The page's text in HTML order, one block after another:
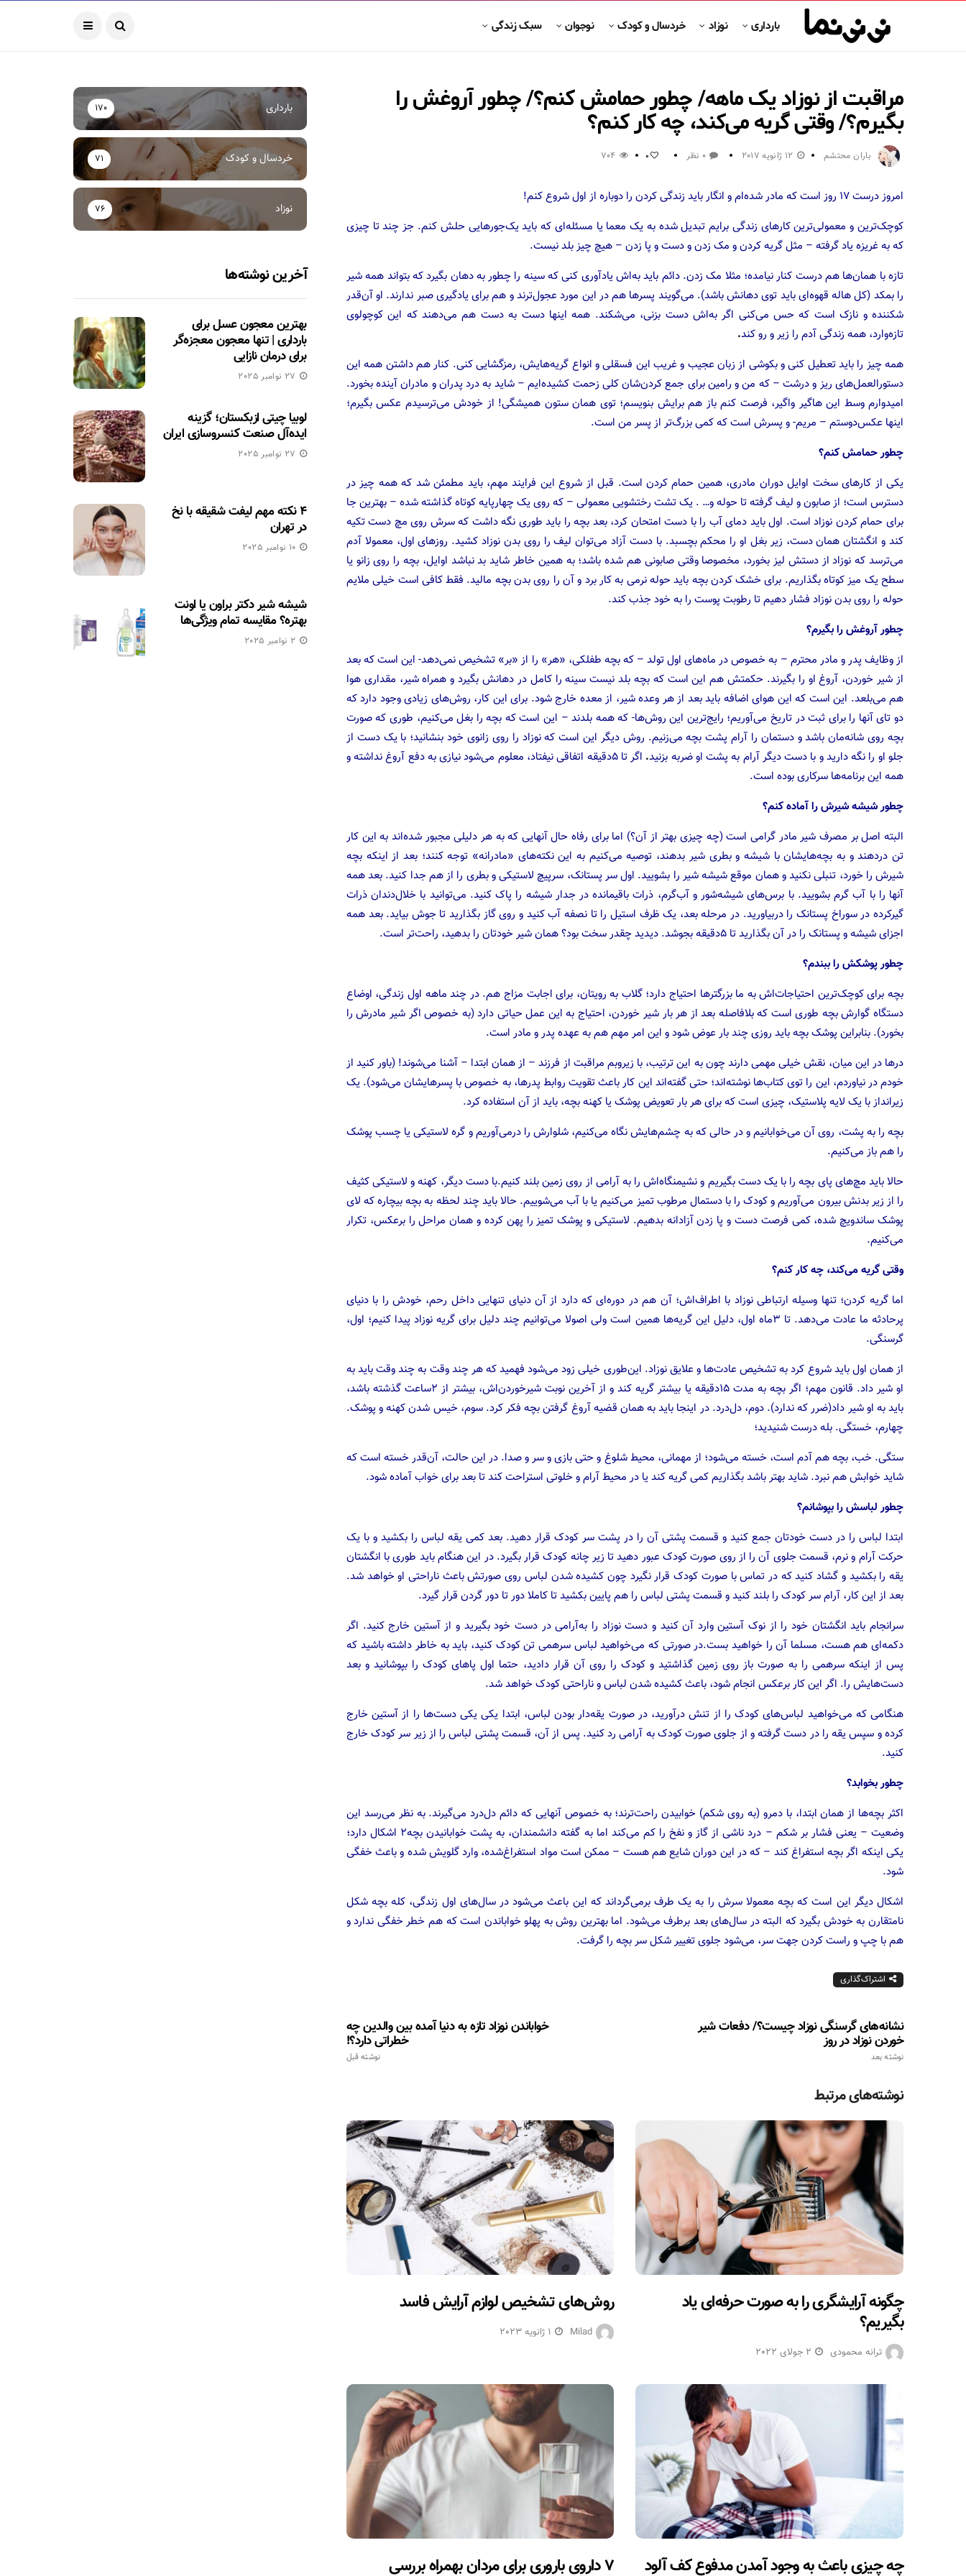
بارداری نوزاد خردسال و کودک نوجوان سبک زندگی
مراقبت از نوزاد یک ماهه/ چطور حمامش کنم؟/ چطور آروغش را
بگیرم؟/ وقتی گریه می‌کند، چه کار کنم؟
باران محتشم 12 ژانویه 2017 0 نظر 0
704
امروز درست ۱۷ روز است که مادر شده‌ام و انگار باید زندگی کردن را دوباره از اول شروع کنم!
کوچک‌ترین و معمولی‌ترین کارهای زندگی برایم تبدیل شده به یک معما یا مسئله‌ای که باید یک‌جورهایی حلش کنم. جز چند تا چیزی
که به غریزه یاد گرفته – مثل گریه کردن و مک زدن و دست و پا زدن – هیچ چیز بلد نیست.
تازه با همان‌ها هم درست کنار نیامده؛ مثلا مک زدن. دائم باید به‌اش یادآوری کنی که سینه را چطور به دهان بگیرد که بتواند همه شیر
را بمکد (کل هاله قهوه‌ای باید توی دهانش باشد). می‌گویند پسرها هم در این مورد عجول‌ترند و هم برای یادگیری صبر ندارند. او آن‌قدر
شکننده و نازک است که حس می‌کنی اگر به‌اش دست بزنی، می‌شکند. همه اینها دست به دست هم می‌دهند که این کوچولوی
تازه‌وارد، همه زندگی آدم را زیر و رو کند.
همه چیز را باید تعطیل کنی و بکوشی از زبان عجیب و غریب این فسقلی و انواع گریه‌هایش، رمزگشایی کنی. کنار هم داشتن همه این
دستورالعمل‌های ریز و درشت – که من و رامین برای جمع کردن‌شان کلی زحمت کشیده‌ایم – شاید به درد پدران و مادران آینده بخورد.
امیدوارم وسط این هاگیر واگیر، فرصت کنم باز هم برایش بنویسم؛ توی همان ستون همیشگی! از خودش می‌ترسیدم عکس بگیرم؛
اینها عکس‌دوستم – مریم- و پسرش است که کمی بزرگ‌تر از پسر من است.
چطور حمامش کنم؟
یکی از کارهای سخت اوایل دوران مادری، همین حمام کردن است. قبل از شروع این فرایند مهم، باید مطمئن شد که همه چیز در
دسترس است؛ از صابون و لیف گرفته تا حوله و… . یک تشت رختشویی معمولی – که روی یک چهارپایه کوتاه گذاشته شده – بهترین جا
برای حمام کردن نوزاد است. اول باید دمای آب را با دست امتحان کرد، بعد بچه را باید طوری نگه داشت که سرش روی مچ دست تکیه
کند و انگشتان همان دست، زیر بغل او را محکم بچسبد. با دست آزاد می‌توان لیف را روی بدن نوزاد کشید. روزهای اول، معمولا آدم
می‌ترسد که نوزاد از دستش لیز بخورد، مخصوصا وقتی صابونی هم شده باشد؛ به همین خاطر شاید بد نباشد اوایل، بچه را روی زانو یا
سطح یک میز کوتاه بگذاریم. برای خشک کردن بچه باید حوله نرمی به کار برد و آن را روی بدن بچه مالید. فقط کافی است خیلی ملایم
حوله را روی بدن نوزاد فشار دهیم تا رطوبت پوست را به خود جذب کند.
چطور آروغش را بگیرم؟
از وظایف پدر و مادر محترم – به خصوص در ماه‌های اول تولد – که بچه طفلکی، «هر» را از «بر» تشخیص نمی‌دهد- این است که بعد
از شیر خوردن، آروغ او را بگیرند. حکمتش هم این است که بچه بلد نیست سینه را کامل در دهانش بگیرد و همراه شیر، مقداری هوا
هم می‌بلعد. این است که این هوای اضافه باید بعد از هر وعده شیر، از معده خارج شود. برای این کار، روش‌های زیادی وجود دارد که
دو تای آنها را برای ثبت در تاریخ می‌آوریم؛ رایج‌ترین این روش‌ها- که همه بلدند – این است که بچه را بغل می‌کنیم، طوری که صورت
بچه روی شانه‌مان باشد و دستمان را آرام پشت بچه می‌زنیم. روش دیگر این است که نوزاد را روی زانوی خود بنشانید؛ با یک دست از
جلو او را نگه دارید و با دست دیگر آرام به پشت او ضربه بزنید.
اگر تا ۵دقیقه اتفاقی نیفتاد، معلوم می‌شود نیازی به دفع آروغ نداشته و
همه این برنامه‌ها سرکاری بوده است.
چطور شیشه شیرش را آماده کنم؟
البته اصل بر مصرف شیر مادر گرامی است (چه چیزی بهتر از آن؟) اما برای رفاه حال آنهایی که به هر دلیلی مجبور شده‌اند به این کار
تن دردهند و به بچه‌هایشان با شیشه و بطری شیر بدهند، توصیه می‌کنیم به این نکته‌های «مادرانه» توجه کنند؛ بعد از اینکه بچه
شیرش را خورد، تنبلی نکنید و همان موقع شیشه شیر را بشویید. اول سر پستانک، سرپیچ لاستیکی و بطری را از هم جدا کنید. بعد همه
آنها را با آب گرم بشویید. با برس‌های شیشه‌شور و آب‌گرم، ذرات باقیمانده در جدار شیشه را پاک کنید. می‌توانید با خلال‌دندان ذرات
گیرکرده در سوراخ پستانک را دربیاورید. در مرحله بعد، یک ظرف استیل را تا نصفه آب کنید و روی گاز بگذارید تا جوش بیاید. بعد همه
اجزای شیشه و پستانک را در آن بگذارید تا ۵دقیقه بجوشد. دیدید چقدر سخت بود؟ همان شیر خودتان را بدهید، راحت‌تر است.
چطور پوشکش را ببندم؟
بچه برای کوچک‌ترین احتیاجات‌اش به ما بزرگترها احتیاج دارد؛ گلاب به رویتان، برای اجابت مزاج هم. در چند ماهه اول زندگی، اوضاع
دستگاه گوارش بچه طوری است که بلافاصله بعد از هر بار شیر خوردن، احتیاج به این عمل حیاتی دارد (به خصوص اگر شیر مادرش را
بخورد). بنابراین پوشک بچه باید روزی چند بار عوض شود و این امر مهم هم به عهده پدر و مادر است.
درها در این میان، نقش خیلی مهمی دارند چون به این ترتیب، با زیروبم مراقبت از فرزند – از همان ابتدا – آشنا می‌شوند! (باور کنید از
خودم در نیاوردم، این را توی کتاب‌ها نوشته‌اند؛ حتی گفته‌اند این کار باعث تقویت روابط پدرها، به خصوص با پسرهایشان می‌شود). یک
زیرانداز با یک لایه پلاستیک، چیزی است که برای هر بار تعویض پوشک یا کهنه بچه، باید از آن استفاده کرد.
بچه را به پشت، روی آن می‌خوابانیم و در حالی که به چشم‌هایش نگاه می‌کنیم، شلوارش را درمی‌آوریم و گره لاستیکی یا چسب پوشک
را هم باز می‌کنیم.
حالا باید مچ‌های پای بچه را با یک دست بگیریم و نشیمنگاه‌اش را به آرامی از روی زمین بلند کنیم.با دست دیگر، کهنه و لاستیکی کثیف
را از زیر بدنش بیرون می‌آوریم و کودک را با دستمال مرطوب تمیز می‌کنیم یا با آب می‌شوییم. حالا باید چند لحظه به بچه بیچاره که لای
پوشک ساندویچ شده، کمی فرصت دست و پا زدن آزادانه بدهیم. لاستیکی و پوشک تمیز را پهن کرده و همان مراحل را برعکس، تکرار
می‌کنیم.
وقتی گریه می‌کند، چه کار کنم؟
اما گریه کردن؛ تنها وسیله ارتباطی نوزاد با اطراف‌اش؛ آن هم در دوره‌ای که دارد از آن دنیای تنهایی داخل رحم، خودش را با دنیای
پرحادثه ما عادت می‌دهد. تا ۳ماه اول، دلیل این گریه‌ها همین است ولی اصولا می‌توانیم چند دلیل برای گریه نوزاد پیدا کنیم؛ اول،
گرسنگی.
از همان اول باید شروع کرد به تشخیص عادت‌ها و علایق نوزاد. این‌طوری خیلی زود می‌شود فهمید که هر چند وقت به چند وقت باید به
او شیر داد. قانون مهم؛ اگر بچه به مدت ۱۵دقیقه یا بیشتر گریه کند و از آخرین نوبت شیر‌خوردن‌اش، بیشتر از ۲ساعت گذشته باشد،
باید به او شیر داد(ضرر که ندارد). دوم، دل‌درد. در اینجا باید به همان قضیه آروغ گرفتن بچه فکر کرد. سوم، خیس شدن کهنه و پوشک.
چهارم، خستگی. بله درست شنیدید؛
ستگی. خب، بچه هم آدم است، خسته می‌شود؛ از مهمانی، محیط شلوغ و حتی بازی و سر و صدا. در این حالت، آن‌قدر خسته است که
شاید خوابش هم نبرد. شاید بهتر باشد بگذاریم کمی گریه کند یا در محیط آرام و خلوتی استراحت کند تا بعد برای خواب آماده شود.
چطور لباسش را بپوشانم؟
ابتدا لباس را در دست خودتان جمع کنید و قسمت پشتی آن را در پشت سر کودک قرار دهید. بعد کمی یقه لباس را بکشید و با یک
حرکت آرام و نرم، قسمت جلوی آن را از روی صورت کودک عبور دهید تا زیر چانه کودک قرار بگیرد. در این هنگام باید طوری با انگشتان
یقه را بکشید و گشاد کنید که در تماس با صورت کودک قرار نگیرد چون کشیده شدن لباس روی صورتش باعث ناراحتی او خواهد شد.
بعد از این کار، آرام سر کودک را بلند کنید و قسمت پشتی لباس را هم پایین بکشید تا کاملا دور تا دور گردن قرار گیرد.
سرانجام باید انگشتان خود را از نوک آستین وارد آن کنید و دست نوزاد را به‌آرامی در دست خود بگیرید و از آستین خارج کنید. اگر
دکمه‌ای هم هست،‌ مسلما آن را خواهید بست.در صورتی که می‌خواهید لباس سر‌همی تن کودک کنید، باید به خاطر داشته باشید که
پس از اینکه سرهمی را به صورت باز روی زمین گذاشتید و کودک را روی آن قرار دادید، حتما اول پاهای کودک را بپوشانید و بعد
دست‌هایش را. اگر این کار برعکس انجام شود، باعث کشیده شدن لباس‌ و ناراحتی کودک خواهد شد.
هنگامی که می‌خواهید لباس‌های کودک را از تنش درآورید، در صورت یقه‌دار بودن لباس، ابتدا یکی ‌یکی دست‌ها را از آستین خارج
کرده و سپس یقه را در دست گرفته و از جلوی صورت کودک به آرامی رد کنید. پس از آن، قسمت پشتی لباس را از زیر سر کودک خارج
کنید.
چطور بخوابد؟
اکثر بچه‌ها از همان ابتدا، با دمرو (به روی شکم) خوابیدن راحت‌ترند؛ به خصوص آنهایی که دائم دل‌درد می‌گیرند. به نظر می‌رسد این
وضعیت – یعنی فشار بر شکم – درد ناشی از گاز و نفخ را کم می‌کند اما به گفته دانشمندان، به پشت خوابانیدن بچه۲ اشکال دارد؛
یکی اینکه اگر بچه استفراغ کند – که در این دوران شایع هم هست – ممکن است مواد استفراغ‌شده، وارد گلویش شده و باعث خفگی
شود.
اشکال دیگر این است که بچه معمولا سرش را به یک طرف برمی‌گرداند که این باعث می‌شود در سال‌های اول زندگی، کله بچه شکل
نامتقارن به خودش بگیرد که البته در سال‌های بعد برطرف می‌شود. اما بهترین روش به پهلو خواباندن است که هم خطر خفگی ندارد و
هم با چپ و راست کردن جهت سر، می‌شود جلوی تغییر شکل سر بچه را گرفت.
اشتراک‌گذاری
خواباندن نوزاد تازه به دنیا آمده بین والدین چه
خطراتی دارد؟!
نوشته قبل
نشانه‌های گرسنگی نوزاد چیست؟/ دفعات شیر
خوردن نوزاد در روز
نوشته بعد
نوشته‌های مرتبط
روش‌های تشخیص لوازم آرایش فاسد
Milad 1 ژانویه 2023
چگونه آرایشگری را به صورت حرفه‌ای یاد
بگیریم؟
ترانه محمودی 2 جولای 2022
۷ داروی باروری برای مردان بهمراه بررسی
چه چیزی باعث به وجود آمدن مدفوع کف آلود
بارداری 170
خردسال و کودک 71
نوزاد 76
آخرین نوشته‌ها
بهترین معجون عسل برای
بارداری | تنها معجون معجزه‌گر
برای درمان نازایی
27 نوامبر 2025
لوبیا چیتی ازبکستان؛ گزینه
ایده‌آل صنعت کنسروسازی ایران
27 نوامبر 2025
۴ نکته مهم لیفت شقیقه با نخ
در تهران
10 نوامبر 2025
شیشه شیر دکتر براون یا اونت
بهتره؟ مقایسه تمام ویژگی‌ها
2 نوامبر 2025